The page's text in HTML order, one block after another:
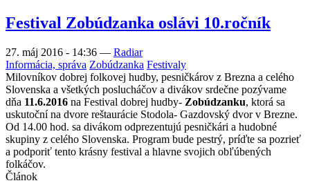
Festival Zobúdzanka oslávi 10.ročník
27. máj 2016 - 14:36 — Radiar
Informácia, správa Zobúdzanka Festivaly
Milovníkov dobrej folkovej hudby, pesničkárov z Brezna a celého
Slovenska a všetkých poslucháčov a divákov srdečne pozývame
dňa 11.6.2016 na Festival dobrej hudby- Zobúdzanku, ktorá sa
uskutoční na dvore reštaurácie Stodola- Gazdovský dvor v Brezne.
Od 14.00 hod. sa divákom odprezentujú pesničkári a hudobné
skupiny z celého Slovenska. Program bude pestrý, príďte sa pozrieť
a podporiť tento krásny festival a hlavne svojich obľúbených
folkáčov.
Článok